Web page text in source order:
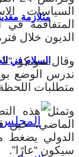
السلام في
السياسات
المتفاقمة في
الديون خلال
وقال سونكو:
ندرس الوضع
متطلبات اللحظة
وتمثل هذه
الماضي،
الدولي يضغط
سيكون “عارًا”.